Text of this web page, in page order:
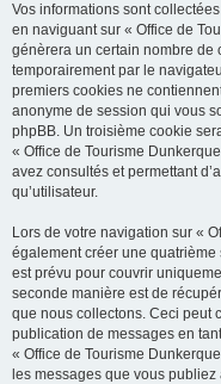
Vos informations sont
en naviguant sur « Office de
génèrera un certain nombre de
temporairement par le
premiers cookies ne
anonyme de session qui vous
phpBB. Un troisième cookie
« Office de Tourisme
avez consultés et permettant
qu’utilisateur.
Lors de votre navigation sur «
également créer une
est prévu pour couvrir
seconde manière est de
que nous collectons. Ceci
publication de messages en
« Office de Tourisme
les messages que vous